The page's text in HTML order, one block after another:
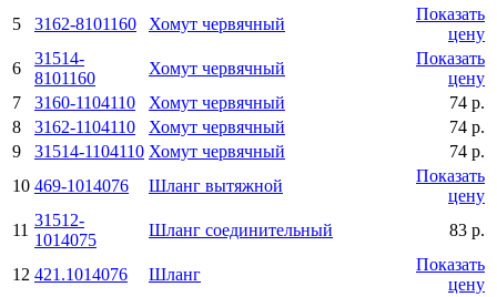
5
3162-8101160 Хомут червячный
Показать
цену
6
31514-
8101160
Хомут червячный
Показать
цену
7
3160-1104110 Хомут червячный
74 р.
8
3162-1104110 Хомут червячный
74 р.
9
31514-1104110 Хомут червячный
74 р.
10 469-1014076 Шланг вытяжной
Показать
цену
11
31512-
1014075
Шланг соединительный 83 р.
12 421.1014076 Шланг
Показать
цену